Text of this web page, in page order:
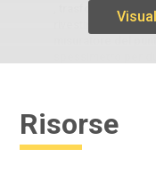
, trasformandosi
rivestimenti a
Risorse